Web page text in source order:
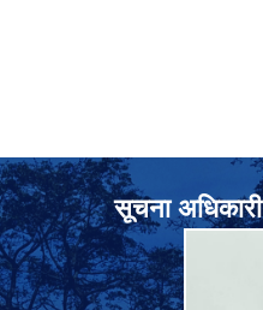
सूचना अधिकारी